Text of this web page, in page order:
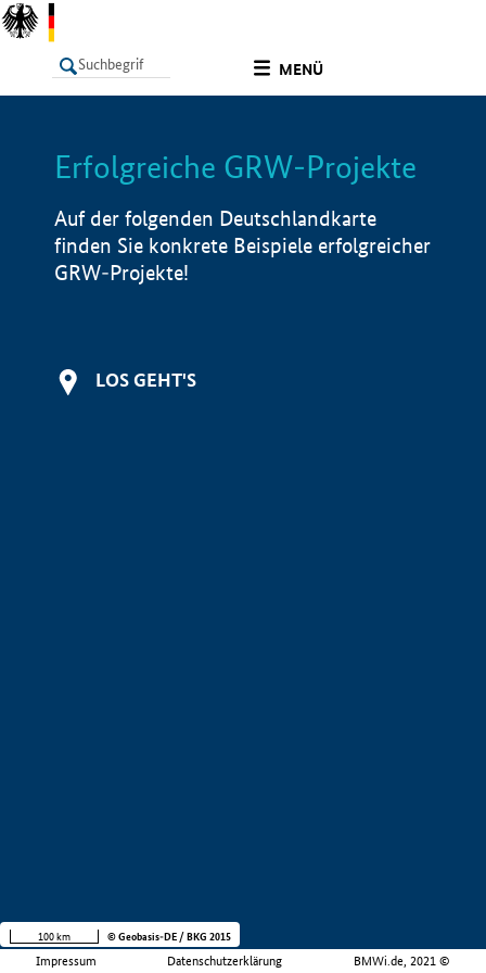
MENÜ
LISTE Info
Erfolgreiche GRW-Projekte
Auf der folgenden Deutschlandkarte
finden Sie konkrete Beispiele erfolgreicher
GRW-Projekte!
LOS GEHT'S
Impressum Datenschutzerklärung BMWi.de, 2021 ©
100 km © Geobasis-DE / BKG 2015